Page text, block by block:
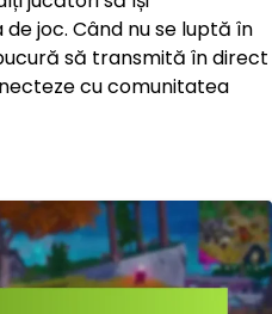
joc. Când nu se luptă în
să transmită în direct
cu comunitatea